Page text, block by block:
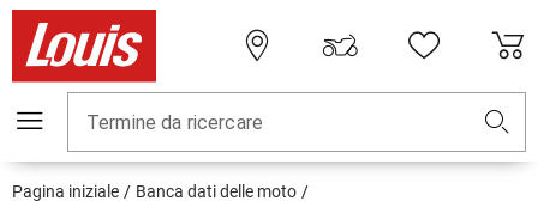
Termine da ricercare
Pagina iniziale
Banca dati delle moto